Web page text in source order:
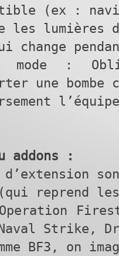
(ex :
les lumières
change
mode :
une
addons :
d’extension
reprend
Naval Strike,
BF3, on